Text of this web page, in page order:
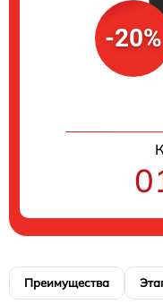
-20%
Преимущества